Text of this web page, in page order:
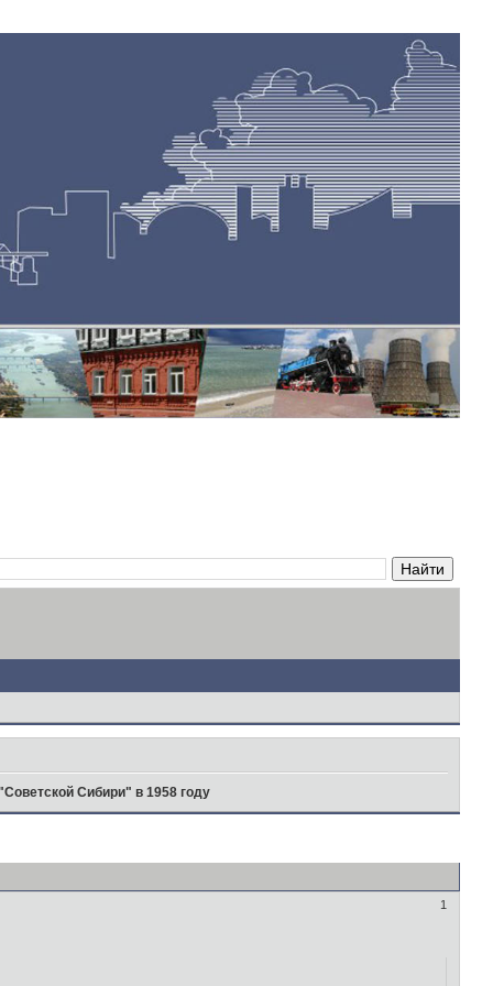
Сибири" в 1958 году
1